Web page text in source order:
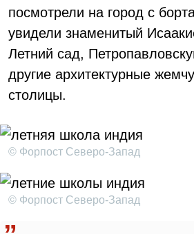
посмотрели на город с
увидели знаменитый
Летний сад,
другие архитектурные
столицы.
© Форпост Северо-Запад
© Форпост Северо-Запад